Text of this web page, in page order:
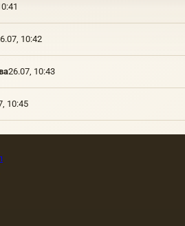
10:42
26.07, 10:43
10:45